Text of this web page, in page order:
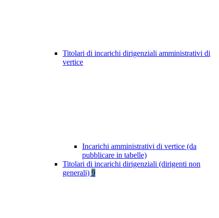
Titolari di incarichi dirigenziali amministrativi di
vertice
Incarichi amministrativi di vertice (da
pubblicare in tabelle)
Titolari di incarichi dirigenziali (dirigenti non
generali) 9